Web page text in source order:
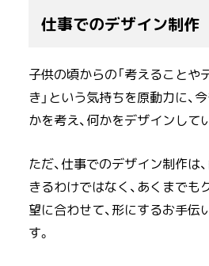
仕事でのデザイン制作
子供の頃からの「考えること
き」という気持ちを原動力に、
かを考え、何かをデザインして
ただ、仕事でのデザイン制作は
きるわけではなく、あくまで
望に合わせて、形にするお手
す。